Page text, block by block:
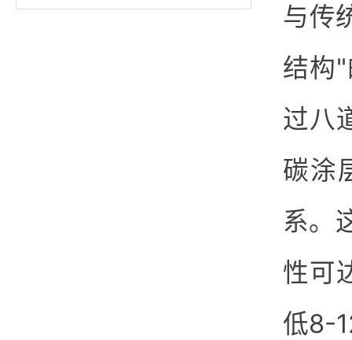
与传
结构
过八
碳涂
系。
性可
低8-